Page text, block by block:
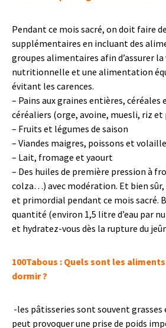
Pendant ce mois sacré, on doit faire
supplémentaires en incluant des
groupes alimentaires afin d’assurer
nutritionnelle et une alimentation
évitant les carences.
– Pains aux graines entières,
céréaliers (orge, avoine, muesli, riz
– Fruits et légumes de saison
– Viandes maigres, poissons et
– Lait, fromage et yaourt
– Des huiles de première pression à
colza…) avec modération. Et bien sûr,
et primordial pendant ce mois sacré.
quantité (environ 1,5 litre d’eau par
et hydratez-vous dès la rupture du
100Tabous : Quels sont les
dormir ?
-les pâtisseries sont souvent grasses
peut provoquer une prise de poids